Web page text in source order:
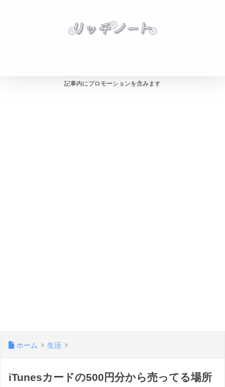
記事内にプロモーションを含みます
ホーム 生活
iTunesカードの500円分から売ってる場所